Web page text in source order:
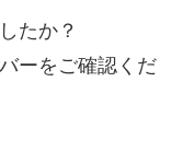
たか？
ーをご確認くだ